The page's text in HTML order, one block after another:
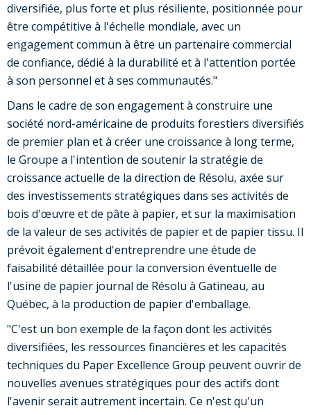
diversifiée, plus forte et plus résiliente, positionnée pour
être compétitive à l'échelle mondiale, avec un
engagement commun à être un partenaire commercial
de confiance, dédié à la durabilité et à l'attention portée
à son personnel et à ses communautés."
Dans le cadre de son engagement à construire une
société nord-américaine de produits forestiers diversifiés
de premier plan et à créer une croissance à long terme,
le Groupe a l'intention de soutenir la stratégie de
croissance actuelle de la direction de Résolu, axée sur
des investissements stratégiques dans ses activités de
bois d'œuvre et de pâte à papier, et sur la maximisation
de la valeur de ses activités de papier et de papier tissu. Il
prévoit également d'entreprendre une étude de
faisabilité détaillée pour la conversion éventuelle de
l'usine de papier journal de Résolu à Gatineau, au
Québec, à la production de papier d'emballage.
"C'est un bon exemple de la façon dont les activités
diversifiées, les ressources financières et les capacités
techniques du Paper Excellence Group peuvent ouvrir de
nouvelles avenues stratégiques pour des actifs dont
l'avenir serait autrement incertain. Ce n'est qu'un